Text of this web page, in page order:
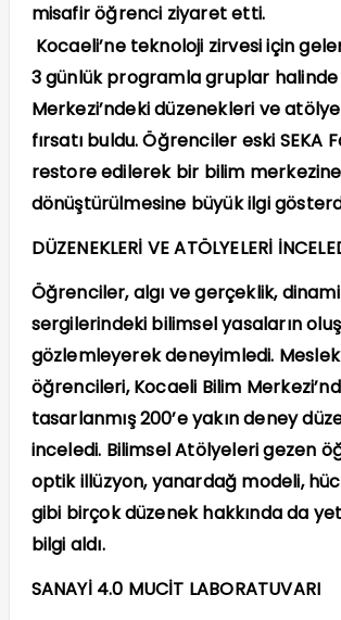
misafir öğrenci ziyaret etti.
Kocaeli’ne teknoloji zirvesi için
3 günlük programla gruplar halinde
Merkezi’ndeki düzenekleri ve
fırsatı buldu. Öğrenciler eski SEKA
restore edilerek bir bilim merkezine
dönüştürülmesine büyük ilgi
DÜZENEKLERİ VE ATÖLYELERİ
Öğrenciler, algı ve gerçeklik,
sergilerindeki bilimsel yasaların
gözlemleyerek deneyimledi.
öğrencileri, Kocaeli Bilim
tasarlanmış 200’e yakın deney
inceledi. Bilimsel Atölyeleri gezen
optik illüzyon, yanardağ modeli,
gibi birçok düzenek hakkında da
bilgi aldı.
SANAYİ 4.0 MUCİT LABORATUVARI